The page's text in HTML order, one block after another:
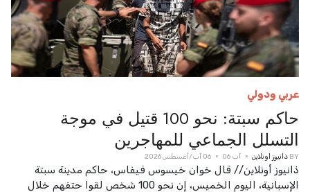
عربي ودولي
حاكم سبتة: نحو 100 قتيل في موجة
التسلل الجماعي للمهاجرين
BY ذانيوز اونلاين آب 06 06 آب/أغسطس 2026
ذانيوز أونلاين// قال خوان خيسوس فيفاس، حاكم مدينة سبتة
الإسبانية، اليوم الخميس، إن نحو 100 شخص لقوا حتفهم خلال